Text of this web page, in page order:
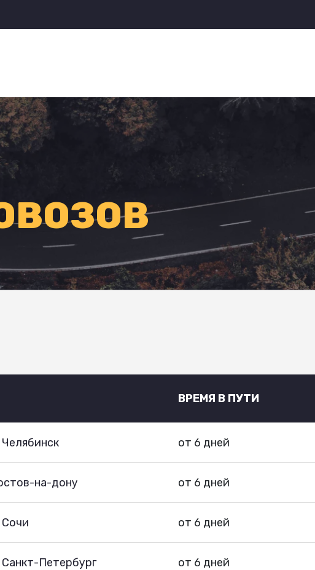
ВРЕМЯ В ПУТИ
от 6 дней
на-дону от 6 дней
от 6 дней
Петербург от 6 дней